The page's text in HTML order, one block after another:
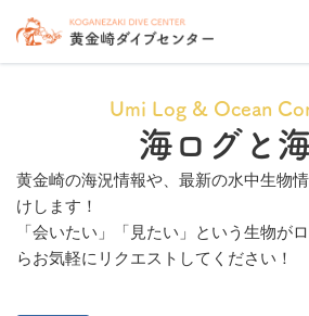
Umi Log & Ocean
海ログと
黄金崎の海況情報や、最新の水中生物
けします！
「会いたい」「見たい」という生物が
らお気軽にリクエストしてください！